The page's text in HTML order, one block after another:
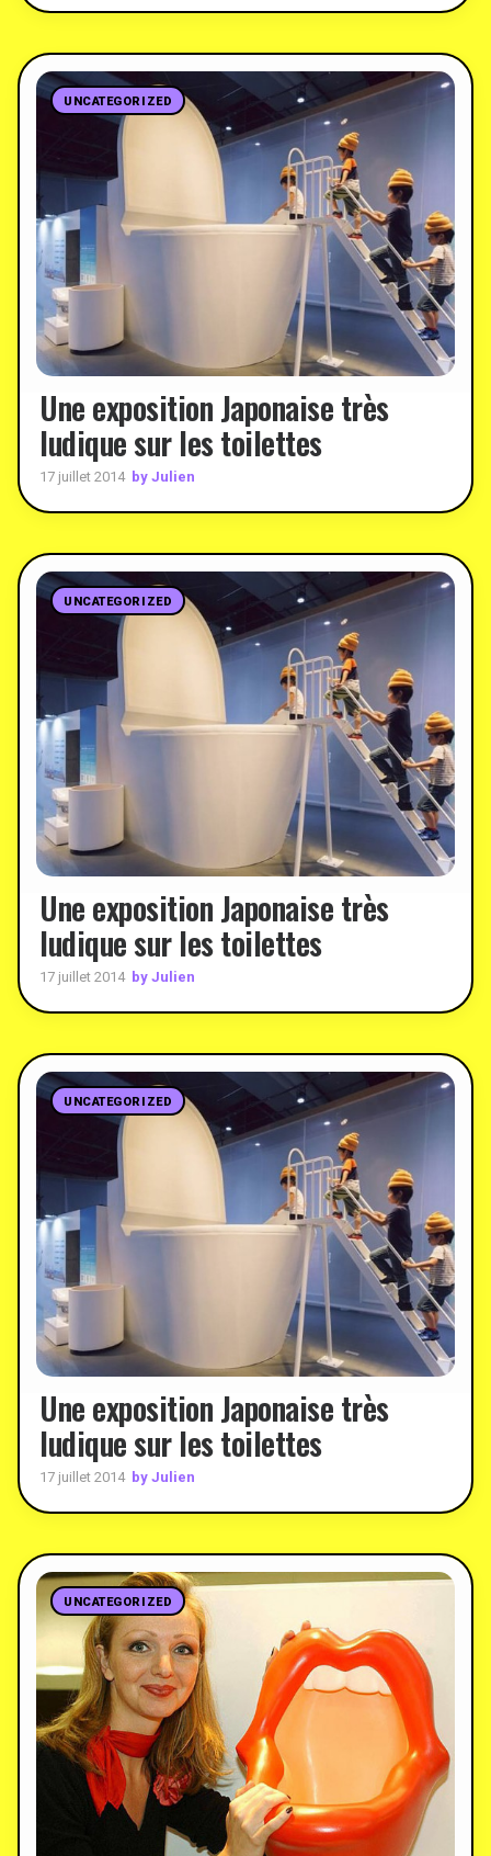
UNCATEGORIZED
Une exposition Japonaise très
ludique sur les toilettes
17 juillet 2014 by Julien
UNCATEGORIZED
Une exposition Japonaise très
ludique sur les toilettes
17 juillet 2014 by Julien
UNCATEGORIZED
Une exposition Japonaise très
ludique sur les toilettes
17 juillet 2014 by Julien
UNCATEGORIZED